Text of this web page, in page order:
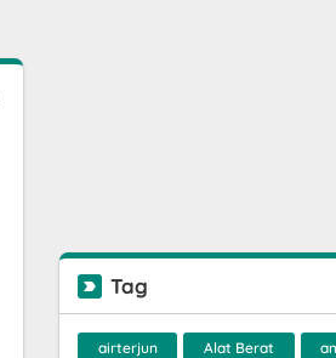
Tag
airterjun Alat Berat